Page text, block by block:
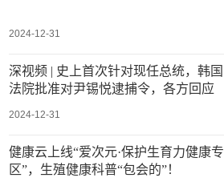
2024-12-31
深视频 | 史上首次针对现任总统，韩国
法院批准对尹锡悦逮捕令，各方回应
2024-12-31
健康云上线“爱次元·保护生育力健康专
区”，生殖健康科普“包会的”！